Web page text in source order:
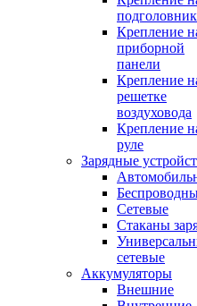
Крепление
приборной
панели
Крепление
решетке
воздуховода
Крепление
руле
Зарядные
Сетевые
Стаканы
сетевые
Аккумуляторы
Внешние